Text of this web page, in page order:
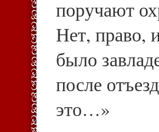
поручают
Нет, право,
было
после
это…»